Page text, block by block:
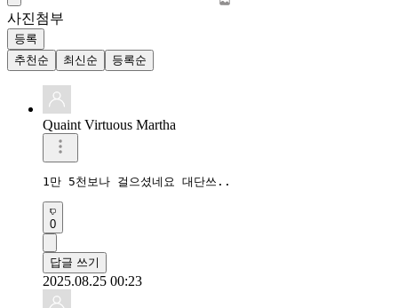
사진첨부
등록
추천순
최신순 등록순
Quaint Virtuous Martha
1만 5천보나 걸으셨네요 대단쓰..
0
답글 쓰기
2025.08.25 00:23